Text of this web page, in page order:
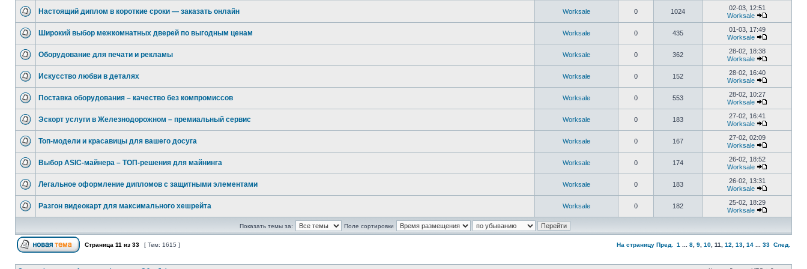
Настоящий диплом в короткие сроки — заказать онлайн Worksale 0 1024
02-03, 12:51
Worksale
Широкий выбор межкомнатных дверей по выгодным ценам Worksale 0 435
01-03, 17:49
Worksale
Оборудование для печати и рекламы Worksale 0 362
28-02, 18:38
Worksale
Искусство любви в деталях Worksale 0 152
28-02, 16:40
Worksale
Поставка оборудования – качество без компромиссов Worksale 0 553
28-02, 10:27
Worksale
Эскорт услуги в Железнодорожном – премиальный сервис Worksale 0 183
27-02, 16:41
Worksale
Топ-модели и красавицы для вашего досуга Worksale 0 167
27-02, 02:09
Worksale
Выбор ASIC-майнера – ТОП-решения для майнинга Worksale 0 174
26-02, 18:52
Worksale
Легальное оформление дипломов с защитными элементами Worksale 0 183
26-02, 13:31
Worksale
Разгон видеокарт для максимального хешрейта Worksale 0 182
25-02, 18:29
Worksale
Показать темы за: Поле сортировки
Страница 11 из 33 [ Тем: 1615 ] На страницу Пред. 1 8 9 10 11 12 13 14 33 След.